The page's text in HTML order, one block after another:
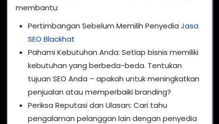
membantu:
Pertimbangan Sebelum Memilih Penyedia Jasa
SEO Blackhat
Pahami Kebutuhan Anda: Setiap bisnis memiliki
kebutuhan yang berbeda-beda. Tentukan
tujuan SEO Anda – apakah untuk meningkatkan
penjualan atau memperbaiki branding?
Periksa Reputasi dan Ulasan: Cari tahu
pengalaman pelanggan lain dengan penyedia